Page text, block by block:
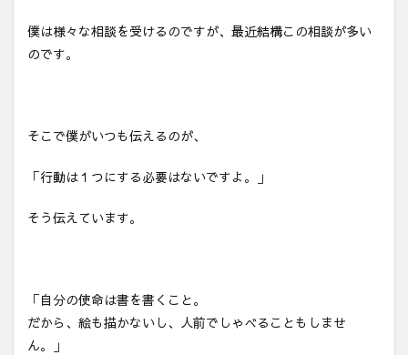
僕は様々な相談を受けるのですが、最近結構この相談が多い
のです。
そこで僕がいつも伝えるのが、
「行動は１つにする必要はないですよ。」
そう伝えています。
「自分の使命は書を書くこと。
だから、絵も描かないし、人前でしゃべることもしませ
ん。」